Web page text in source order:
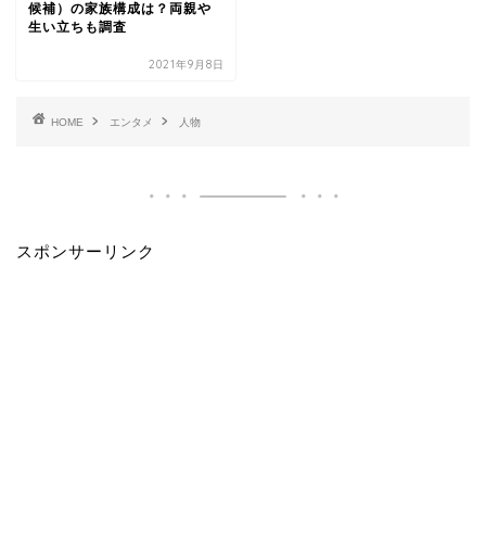
候補）の家族構成は？両親や
生い立ちも調査
2021年9月8日
HOME エンタメ 人物
スポンサーリンク